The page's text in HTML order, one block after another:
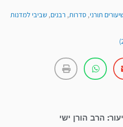
תורני, סדרות, רבנים, שביבי למדנות
הרב הורן ישי